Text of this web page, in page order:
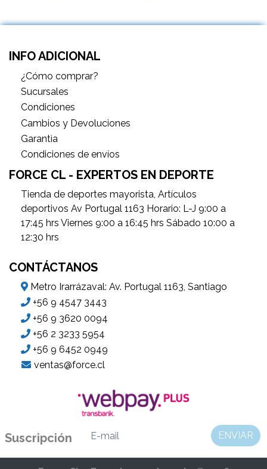
INFO ADICIONAL
¿Cómo comprar?
Sucursales
Condiciones
Cambios y Devoluciones
Garantìa
Condiciones de envíos
FORCE CL - EXPERTOS EN DEPORTE
Tienda de deportes mayorista, Artículos
deportivos Av Portugal 1163 Horario: L-J 9:00 a
17:45 hrs Viernes 9:00 a 16:45 hrs Sábado 10:00 a
12:30 hrs
CONTÁCTANOS
Metro Irarrázaval: Av. Portugal 1163, Santiago
+56 9 4547 3443
+56 9 3620 0094
+56 2 3233 5954
+56 9 6452 0949
ventas@force.cl
Suscripción ENVIAR